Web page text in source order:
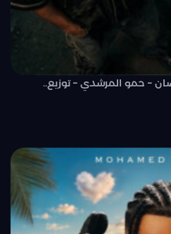
– حمو المرشدي – توزيع..